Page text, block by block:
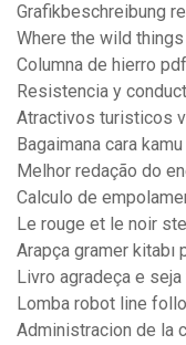
Grafikbeschreibung
Where the wild
Columna de hierro pdf
Resistencia y
Atractivos turisticos
Bagaimana cara
Melhor redação do
Calculo de
Le rouge et le noir
Arapça gramer kitabı
Livro agradeça e
Lomba robot line
Administracion de la